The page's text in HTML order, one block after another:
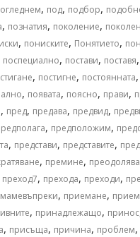
, под, подбор,
, познатия, поколение,
, пониските, Понятието,
поспециално, постави, поставя,
, постигне, постоянната,
, появата, поясно, прави,
, пред, предава, предвид,
, предположим,
, представи, представите,
, премине,
преход7, прехода, преходи,
, приемане,
, принадлежащо, принос
, присъща, причина, проблем,